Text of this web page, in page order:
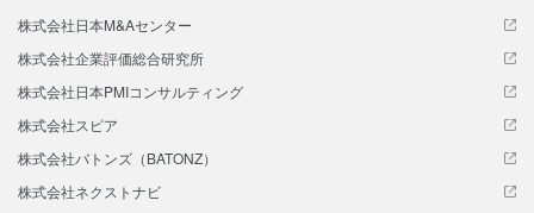
株式会社日本M&Aセンター
株式会社企業評価総合研究所
株式会社日本PMIコンサルティング
株式会社スピア
株式会社バトンズ（BATONZ）
株式会社ネクストナビ